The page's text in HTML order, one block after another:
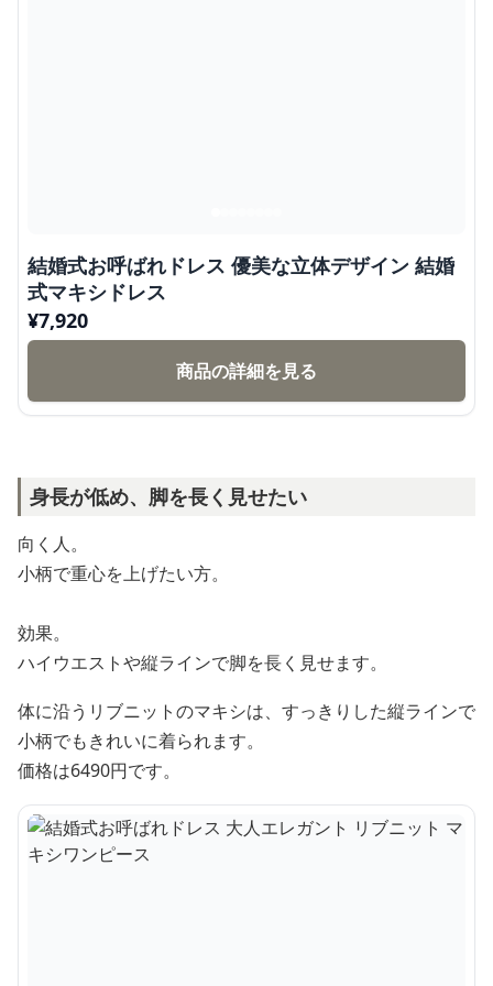
結婚式お呼ばれドレス 優美な立体デザイン 結婚
式マキシドレス
¥7,920
商品の詳細を見る
身長が低め、脚を長く見せたい
向く人。
小柄で重心を上げたい方。
効果。
ハイウエストや縦ラインで脚を長く見せます。
体に沿うリブニットのマキシは、すっきりした縦ラインで
小柄でもきれいに着られます。
価格は6490円です。